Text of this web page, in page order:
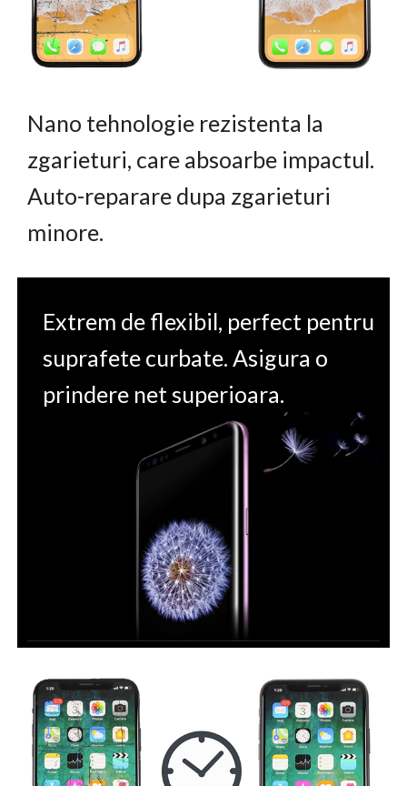
Nano tehnologie rezistenta la
zgarieturi, care absoarbe impactul.
Auto-reparare dupa zgarieturi
minore.
Extrem de flexibil, perfect pentru
suprafete curbate. Asigura o
prindere net superioara.